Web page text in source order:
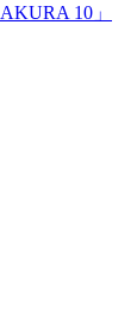
10」